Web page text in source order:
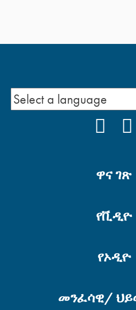
ዋና ገጽ
የቪዲዮ
የኦዲዮ
መንፈሳዊ/